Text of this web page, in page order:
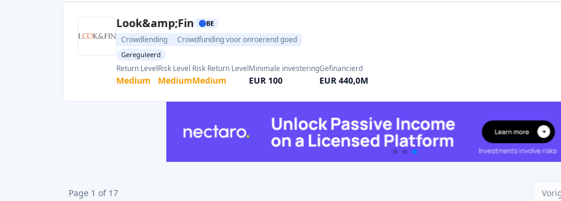
Look&amp;Fin BE
Crowdlending Crowdfunding voor onroerend goed
Gereguleerd
Return Level
Medium
Risk Level
Medium
Risk Return Level
Medium
Minimale investering
EUR 100
Gefinancierd
EUR 440,0M
Page 1 of 17